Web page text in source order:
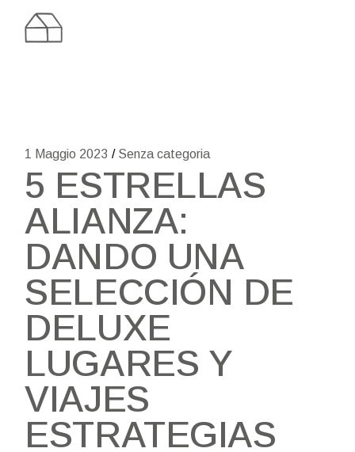
content
1 Maggio 2023 Senza categoria
5 ESTRELLAS
ALIANZA:
DANDO UNA
SELECCIÓN DE
DELUXE
LUGARES Y
VIAJES
ESTRATEGIAS